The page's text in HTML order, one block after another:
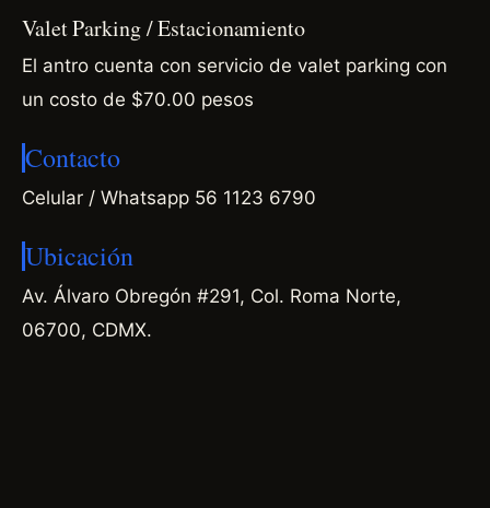
Valet Parking / Estacionamiento
El antro cuenta con servicio de valet parking con
un costo de $70.00 pesos
Contacto
Celular / Whatsapp 56 1123 6790
Ubicación
Av. Álvaro Obregón #291, Col. Roma Norte,
06700, CDMX.